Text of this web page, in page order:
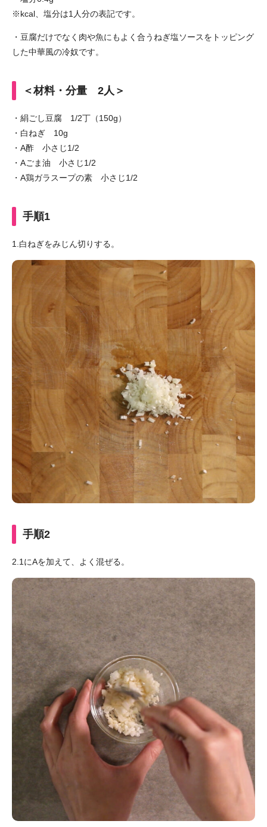
※kcal、塩分は1人分の表記です。
・豆腐だけでなく肉や魚にもよく合うねぎ塩ソースをトッピング
した中華風の冷奴です。
＜材料・分量 2人＞
・絹ごし豆腐 1/2丁（150g）
・白ねぎ 10g
・A酢 小さじ1/2
・Aごま油 小さじ1/2
・A鶏ガラスープの素 小さじ1/2
手順1
1.白ねぎをみじん切りする。
手順2
2.1にAを加えて、よく混ぜる。